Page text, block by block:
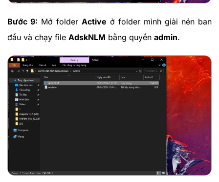
Bước 9: Mở folder Active ở folder mình giải nén ban
đầu và chạy file AdskNLM bằng quyền admin.